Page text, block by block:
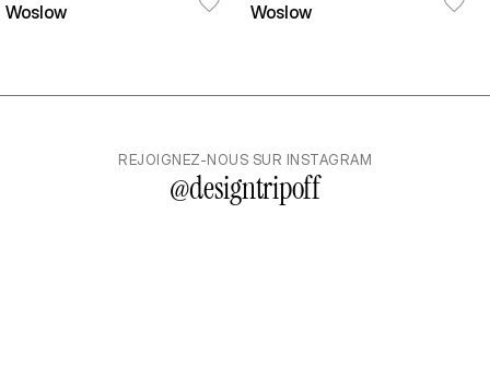
Woslow
Woslow
REJOIGNEZ-NOUS SUR INSTAGRAM
@designtripoff